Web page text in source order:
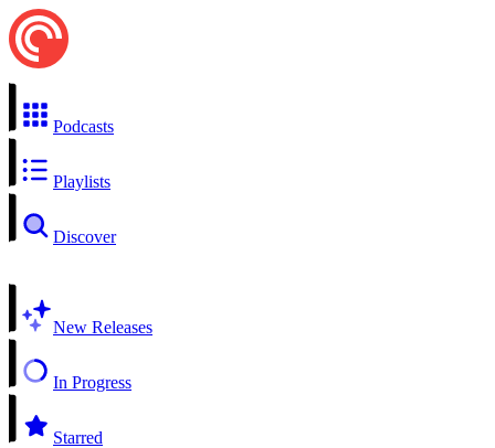
Podcasts
Playlists
Discover
New Releases
In Progress
Starred